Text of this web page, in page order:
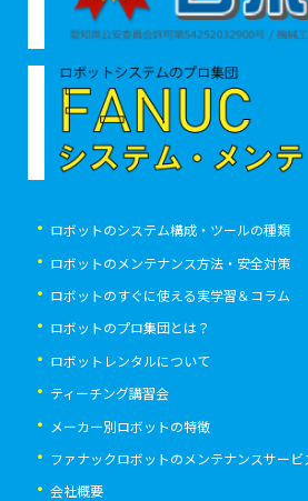
ロボットのシステム構成・ツールの種類
ロボットのメンテナンス方法・安全対策
ロボットのすぐに使える実学習＆コラム
ロボットのプロ集団とは？
ロボットレンタルについて
ティーチング講習会
メーカー別ロボットの特徴
ファナックロボットのメンテナンスサービ
会社概要